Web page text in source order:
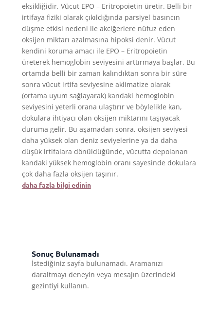
eksikliğidir, Vücut EPO – Eritropoietin üretir. Belli bir
irtifaya fiziki olarak çıkıldığında parsiyel basıncın
düşme etkisi nedeni ile akciğerlere nüfuz eden
oksijen miktarı azalmasına hipoksi denir. Vücut
kendini koruma amacı ile EPO – Eritropoietin
üreterek hemoglobin seviyesini arttırmaya başlar. Bu
ortamda belli bir zaman kalındıktan sonra bir süre
sonra vücut irtifa seviyesine aklimatize olarak
(ortama uyum sağlayarak) kandaki hemoglobin
seviyesini yeterli orana ulaştırır ve böylelikle kan,
dokulara ihtiyacı olan oksijen miktarını taşıyacak
duruma gelir. Bu aşamadan sonra, oksijen seviyesi
daha yüksek olan deniz seviyelerine ya da daha
düşük irtifalara dönüldüğünde, vücutta depolanan
kandaki yüksek hemoglobin oranı sayesinde dokulara
çok daha fazla oksijen taşınır.
daha fazla bilgi edinin
Sonuç Bulunamadı
İstediğiniz sayfa bulunamadı. Aramanızı
daraltmayı deneyin veya mesajın üzerindeki
gezintiyi kullanın.